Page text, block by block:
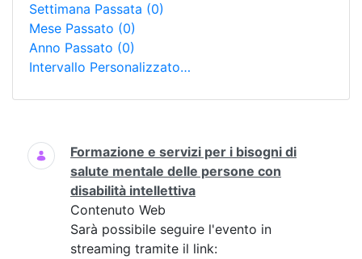
Settimana Passata (0)
Mese Passato (0)
Anno Passato (0)
Intervallo Personalizzato…
Ricerca
Formazione e servizi per i bisogni di
salute mentale delle persone con
disabilità intellettiva
Contenuto Web
Sarà possibile seguire l'evento in
streaming tramite il link: